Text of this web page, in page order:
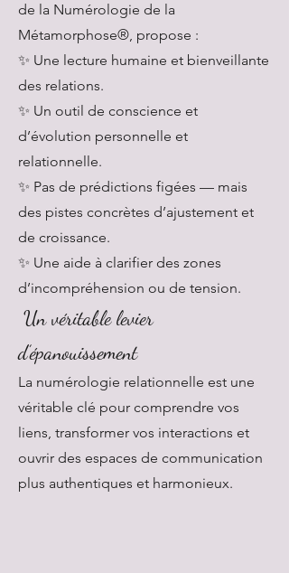
de la Numérologie de la
Métamorphose®, propose :
✨ Une lecture humaine et bienveillante
des relations.
✨ Un outil de conscience et
d’évolution personnelle et
relationnelle.
✨ Pas de prédictions figées — mais
des pistes concrètes d’ajustement et
de croissance.
✨ Une aide à clarifier des zones
d’incompréhension ou de tension.
Un véritable levier
d’épanouissement
La numérologie relationnelle est une
véritable clé pour comprendre vos
liens, transformer vos interactions et
ouvrir des espaces de communication
plus authentiques et harmonieux.